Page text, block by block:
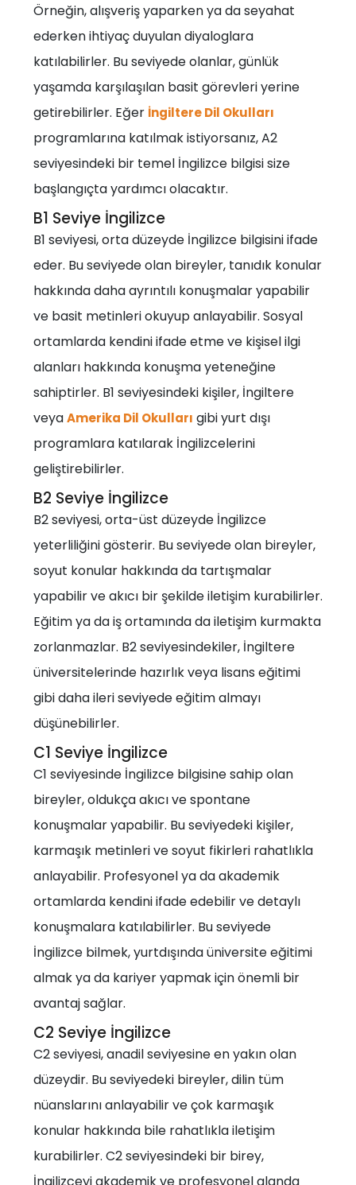
Örneğin, alışveriş yaparken ya da seyahat
ederken ihtiyaç duyulan diyaloglara
katılabilirler. Bu seviyede olanlar, günlük
yaşamda karşılaşılan basit görevleri yerine
getirebilirler. Eğer İngiltere Dil Okulları
programlarına katılmak istiyorsanız, A2
seviyesindeki bir temel İngilizce bilgisi size
başlangıçta yardımcı olacaktır.
B1 Seviye İngilizce
B1 seviyesi, orta düzeyde İngilizce bilgisini ifade
eder. Bu seviyede olan bireyler, tanıdık konular
hakkında daha ayrıntılı konuşmalar yapabilir
ve basit metinleri okuyup anlayabilir. Sosyal
ortamlarda kendini ifade etme ve kişisel ilgi
alanları hakkında konuşma yeteneğine
sahiptirler. B1 seviyesindeki kişiler, İngiltere
veyaAmerika Dil Okulları gibi yurt dışı
programlara katılarak İngilizcelerini
geliştirebilirler.
B2 Seviye İngilizce
B2 seviyesi, orta-üst düzeyde İngilizce
yeterliliğini gösterir. Bu seviyede olan bireyler,
soyut konular hakkında da tartışmalar
yapabilir ve akıcı bir şekilde iletişim kurabilirler.
Eğitim ya da iş ortamında da iletişim kurmakta
zorlanmazlar. B2 seviyesindekiler, İngiltere
üniversitelerinde hazırlık veya lisans eğitimi
gibi daha ileri seviyede eğitim almayı
düşünebilirler.
C1 Seviye İngilizce
C1 seviyesinde İngilizce bilgisine sahip olan
bireyler, oldukça akıcı ve spontane
konuşmalar yapabilir. Bu seviyedeki kişiler,
karmaşık metinleri ve soyut fikirleri rahatlıkla
anlayabilir. Profesyonel ya da akademik
ortamlarda kendini ifade edebilir ve detaylı
konuşmalara katılabilirler. Bu seviyede
İngilizce bilmek, yurtdışında üniversite eğitimi
almak ya da kariyer yapmak için önemli bir
avantaj sağlar.
C2 Seviye İngilizce
C2 seviyesi, anadil seviyesine en yakın olan
düzeydir. Bu seviyedeki bireyler, dilin tüm
nüanslarını anlayabilir ve çok karmaşık
konular hakkında bile rahatlıkla iletişim
kurabilirler. C2 seviyesindeki bir birey,
İngilizceyi akademik ve profesyonel alanda